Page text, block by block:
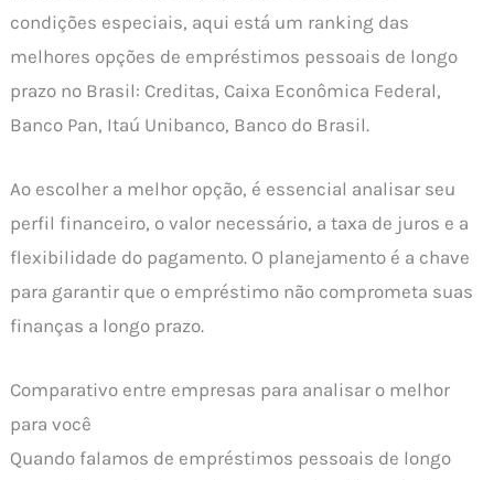
condições especiais, aqui está um ranking das
melhores opções de empréstimos pessoais de longo
prazo no Brasil: Creditas, Caixa Econômica Federal,
Banco Pan, Itaú Unibanco, Banco do Brasil.
Ao escolher a melhor opção, é essencial analisar seu
perfil financeiro, o valor necessário, a taxa de juros e a
flexibilidade do pagamento. O planejamento é a chave
para garantir que o empréstimo não comprometa suas
finanças a longo prazo.
Comparativo entre empresas para analisar o melhor
para você
Quando falamos de empréstimos pessoais de longo